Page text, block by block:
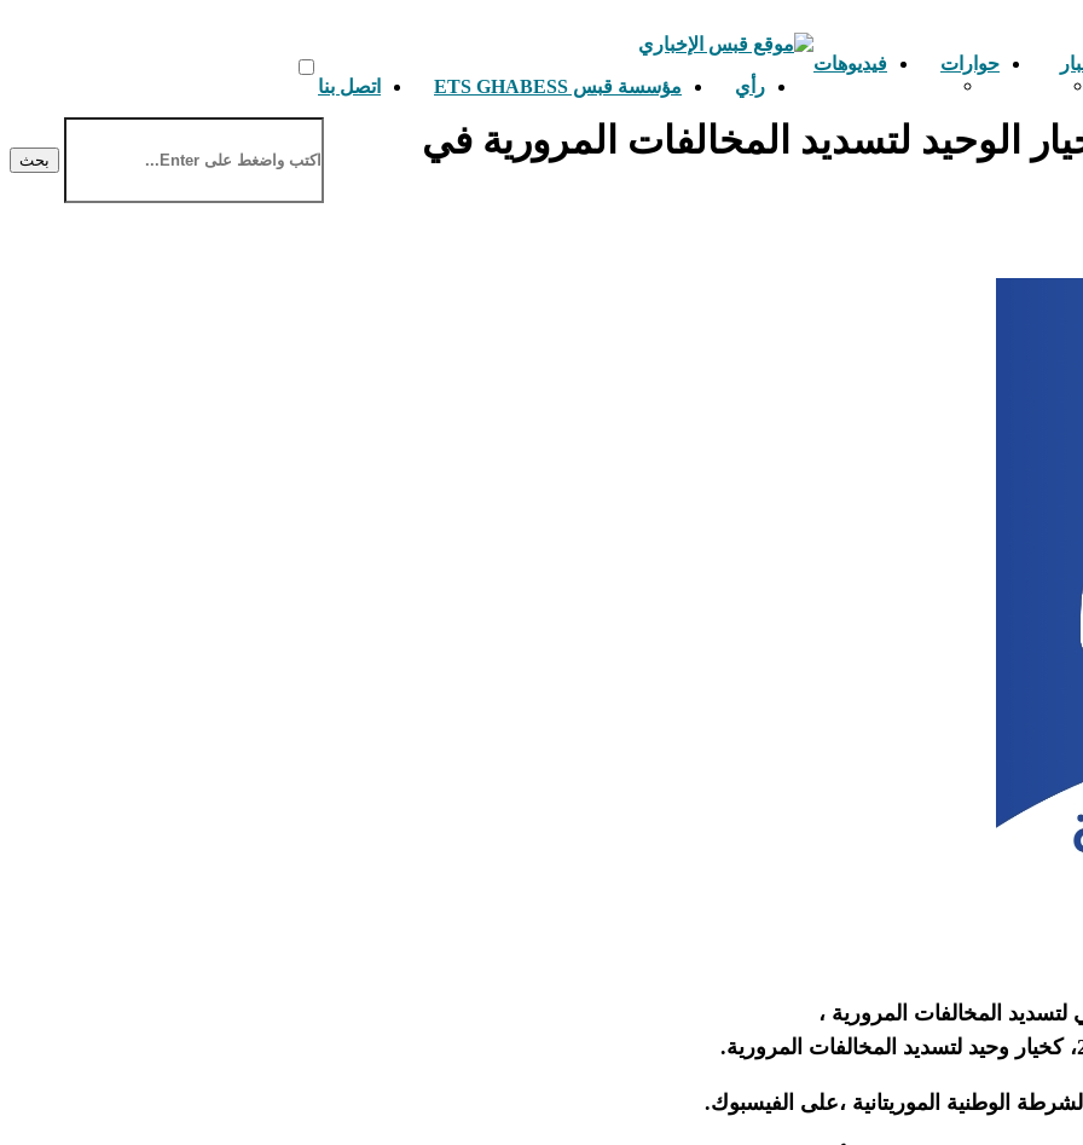
حوارات
فيديوهات
رأي
مؤسسة قبس ETS GHABESS اتصل بنا
بحث
الوحيد لتسديد المخالفات المرورية في
لتسديد المخالفات المرورية ،
الوطنية الموريتانية ،على الفيسبوك.